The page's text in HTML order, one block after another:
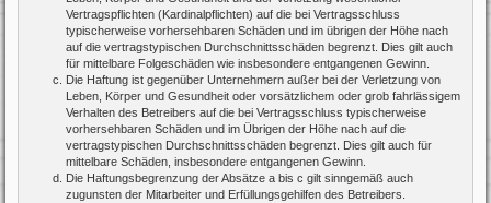
Vertragspflichten (Kardinalpflichten) auf die bei Vertragsschluss
typischerweise vorhersehbaren Schäden und im übrigen der Höhe nach
auf die vertragstypischen Durchschnittsschäden begrenzt. Dies gilt auch
für mittelbare Folgeschäden wie insbesondere entgangenen Gewinn.
Die Haftung ist gegenüber Unternehmern außer bei der Verletzung von
Leben, Körper und Gesundheit oder vorsätzlichem oder grob fahrlässigem
Verhalten des Betreibers auf die bei Vertragsschluss typischerweise
vorhersehbaren Schäden und im Übrigen der Höhe nach auf die
vertragstypischen Durchschnittsschäden begrenzt. Dies gilt auch für
mittelbare Schäden, insbesondere entgangenen Gewinn.
Die Haftungsbegrenzung der Absätze a bis c gilt sinngemäß auch
zugunsten der Mitarbeiter und Erfüllungsgehilfen des Betreibers.